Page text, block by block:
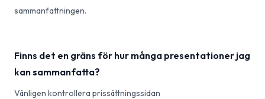
sammanfattningen.
Finns det en gräns för hur många presentationer jag
kan sammanfatta?
Vänligen kontrollera prissättningssidan